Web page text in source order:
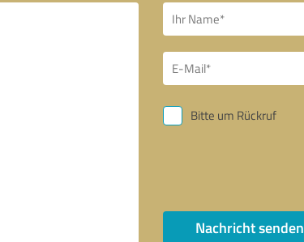
Bitte um Rückruf
Nachricht senden